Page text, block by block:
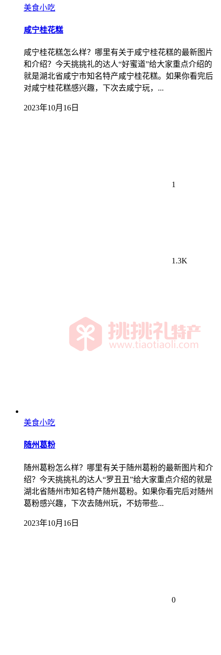
美食小吃
咸宁桂花糕
咸宁桂花糕怎么样？哪里有关于咸宁桂花糕的最新图片
和介绍？今天挑挑礼的达人“好蜜道”给大家重点介绍的
就是湖北省咸宁市知名特产咸宁桂花糕。如果你看完后
对咸宁桂花糕感兴趣，下次去咸宁玩，...
2023年10月16日
1
1.3K
美食小吃
随州葛粉
随州葛粉怎么样？哪里有关于随州葛粉的最新图片和介
绍？今天挑挑礼的达人“罗丑丑”给大家重点介绍的就是
湖北省随州市知名特产随州葛粉。如果你看完后对随州
葛粉感兴趣，下次去随州玩，不妨带些...
2023年10月16日
0